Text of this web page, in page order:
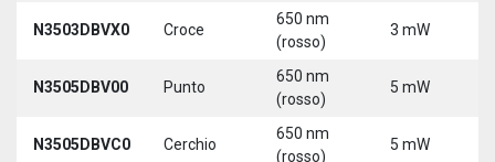
N3503DBVX0 Croce
650 nm
(rosso)
3 mW
N3505DBV00 Punto
650 nm
(rosso)
5 mW
N3505DBVC0 Cerchio
650 nm
(rosso)
5 mW